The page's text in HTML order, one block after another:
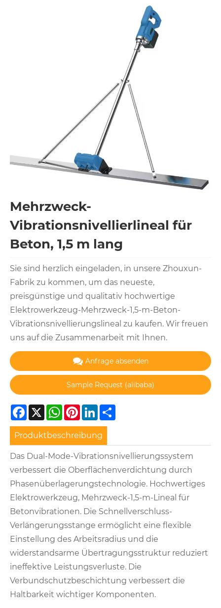
Mehrzweck-
Vibrationsnivellierlineal für
Beton, 1,5 m lang
Sie sind herzlich eingeladen, in unsere Zhouxun-
Fabrik zu kommen, um das neueste,
preisgünstige und qualitativ hochwertige
Elektrowerkzeug-Mehrzweck-1,5-m-Beton-
Vibrationsnivellierungslineal zu kaufen. Wir freuen
uns auf die Zusammenarbeit mit Ihnen.
Anfrage absenden
Facebook
X WhatsApp
Pinterest
LinkedIn
Produktbeschreibung
‌‌Das Dual-Mode-Vibrationsnivellierungssystem
verbessert die Oberflächenverdichtung durch
Phasenüberlagerungstechnologie. Hochwertiges
Elektrowerkzeug, Mehrzweck-1,5-m-Lineal für
Betonvibrationen. Die Schnellverschluss-
Verlängerungsstange ermöglicht eine flexible
Einstellung des Arbeitsradius und die
widerstandsarme Übertragungsstruktur reduziert
ineffektive Leistungsverluste. Die
Verbundschutzbeschichtung verbessert die
Haltbarkeit wichtiger Komponenten.